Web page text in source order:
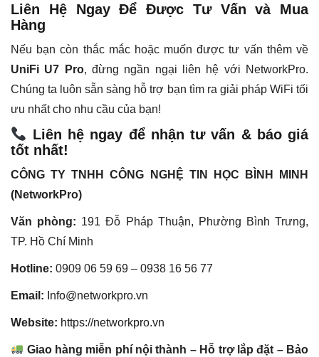
Liên Hệ Ngay Để Được Tư Vấn và Mua
Hàng
Nếu bạn còn thắc mắc hoặc muốn được tư vấn thêm về
UniFi U7 Pro, đừng ngần ngại liên hệ với NetworkPro.
Chúng ta luôn sẵn sàng hỗ trợ bạn tìm ra giải pháp WiFi tối
ưu nhất cho nhu cầu của bạn!
Liên hệ ngay để nhận tư vấn & báo giá
tốt nhất!
CÔNG TY TNHH CÔNG NGHỆ TIN HỌC BÌNH MINH
(NetworkPro)
Văn phòng: 191 Đỗ Pháp Thuận, Phường Bình Trưng,
TP. Hồ Chí Minh
Hotline: 0909 06 59 69 – 0938 16 56 77
Email: Info@networkpro.vn
Website: https://networkpro.vn
Giao hàng miễn phí nội thành – Hỗ trợ lắp đặt – Bảo